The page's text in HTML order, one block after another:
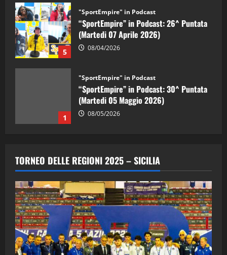
5
"SportEmpire" in Podcast
“SportEmpire” in Podcast: 26^ Puntata
(Martedi 07 Aprile 2026)
08/04/2026
1
"SportEmpire" in Podcast
“SportEmpire” in Podcast: 30^ Puntata
(Martedi 05 Maggio 2026)
08/05/2026
2
“SportEmpire” in Podcast: 29^ Puntata
(Martedi 28 Aprile 2026)
28/04/2026
3
"SportEmpire" in Podcast
“SportEmpire” in Podcast: 28^ Puntata
(Martedi 21 Aprile 2026)
21/04/2026
TORNEO DELLE REGIONI 2025 – SICILIA